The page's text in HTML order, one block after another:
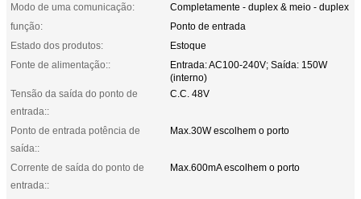
Modo de uma comunicação:
Completamente - duplex & meio - duplex
função:
Ponto de entrada
Estado dos produtos:
Estoque
Fonte de alimentação::
Entrada: AC100-240V; Saída: 150W
(interno)
Tensão da saída do ponto de
entrada::
C.C. 48V
Ponto de entrada potência de
saída::
Max.30W escolhem o porto
Corrente de saída do ponto de
entrada::
Max.600mA escolhem o porto